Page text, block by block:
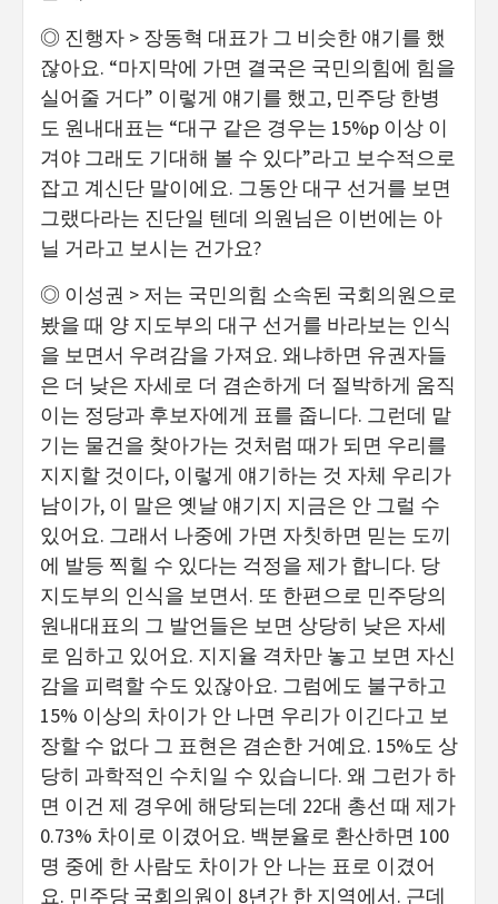
◎ 진행자 > 장동혁 대표가 그 비슷한 얘기를 했
잖아요. “마지막에 가면 결국은 국민의힘에 힘을
실어줄 거다” 이렇게 얘기를 했고, 민주당 한병
도 원내대표는 “대구 같은 경우는 15%p 이상 이
겨야 그래도 기대해 볼 수 있다”라고 보수적으로
잡고 계신단 말이에요. 그동안 대구 선거를 보면
그랬다라는 진단일 텐데 의원님은 이번에는 아
닐 거라고 보시는 건가요?
◎ 이성권 > 저는 국민의힘 소속된 국회의원으로
봤을 때 양 지도부의 대구 선거를 바라보는 인식
을 보면서 우려감을 가져요. 왜냐하면 유권자들
은 더 낮은 자세로 더 겸손하게 더 절박하게 움직
이는 정당과 후보자에게 표를 줍니다. 그런데 맡
기는 물건을 찾아가는 것처럼 때가 되면 우리를
지지할 것이다, 이렇게 얘기하는 것 자체 우리가
남이가, 이 말은 옛날 얘기지 지금은 안 그럴 수
있어요. 그래서 나중에 가면 자칫하면 믿는 도끼
에 발등 찍힐 수 있다는 걱정을 제가 합니다. 당
지도부의 인식을 보면서. 또 한편으로 민주당의
원내대표의 그 발언들은 보면 상당히 낮은 자세
로 임하고 있어요. 지지율 격차만 놓고 보면 자신
감을 피력할 수도 있잖아요. 그럼에도 불구하고
15% 이상의 차이가 안 나면 우리가 이긴다고 보
장할 수 없다 그 표현은 겸손한 거예요. 15%도 상
당히 과학적인 수치일 수 있습니다. 왜 그런가 하
면 이건 제 경우에 해당되는데 22대 총선 때 제가
0.73% 차이로 이겼어요. 백분율로 환산하면 100
명 중에 한 사람도 차이가 안 나는 표로 이겼어
요. 민주당 국회의원이 8년간 한 지역에서. 근데